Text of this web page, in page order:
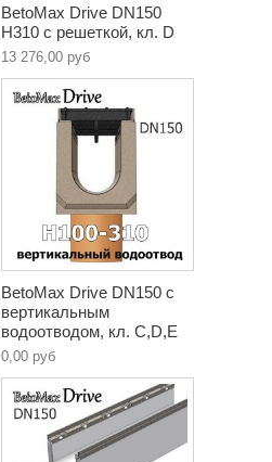
BetoMax Drive DN150
H310 с решеткой, кл. D
13 276,00 руб
BetoMax Drive DN150 с
вертикальным
водоотводом, кл. C,D,E
0,00 руб